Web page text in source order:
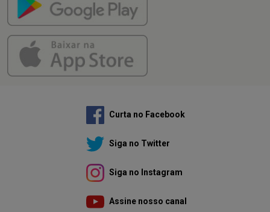
Curta no Facebook
Siga no Twitter
Siga no Instagram
Assine nosso canal